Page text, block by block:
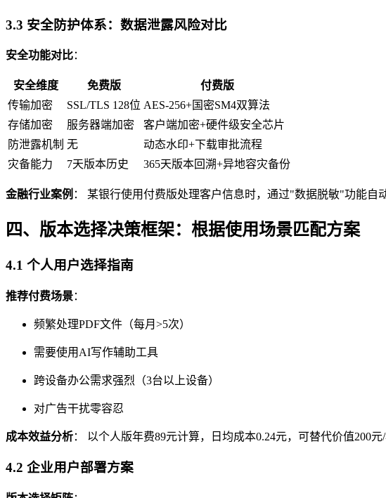
3.3 安全防护体系：数据泄露风险对比
安全功能对比：
安全维度 免费版
付费版
传输加密
SSL/TLS 128位 AES-256+国密SM4双算法
存储加密
服务器端加密
客户端加密+硬件级安全芯片
防泄露机制 无
动态水印+下载审批流程
灾备能力
7天版本历史 365天版本回溯+异地容灾备份
金融行业案例 ： 某银行使用付费版处理客户信息时，通过"数据脱敏"功能自
四、版本选择决策框架：根据使用场景匹配方案
4.1 个人用户选择指南
推荐付费场景：
频繁处理PDF文件（每月>5次）
需要使用AI写作辅助工具
跨设备办公需求强烈（3台以上设备）
对广告干扰零容忍
成本效益分析： 以个人版年费89元计算，日均成本0.24元，可替代价值200
4.2 企业用户部署方案